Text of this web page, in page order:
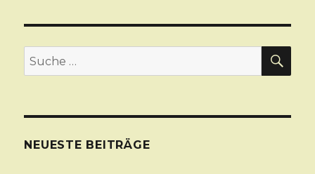
Suche
nach:
NEUESTE BEITRÄGE